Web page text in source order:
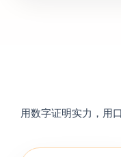
用数字证明实力， 用